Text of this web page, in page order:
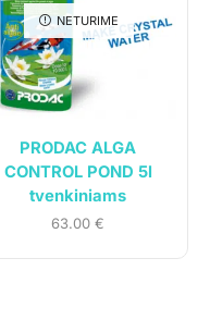
NETURIME
PRODAC ALGA
CONTROL POND 5l
tvenkiniams
63.00 €